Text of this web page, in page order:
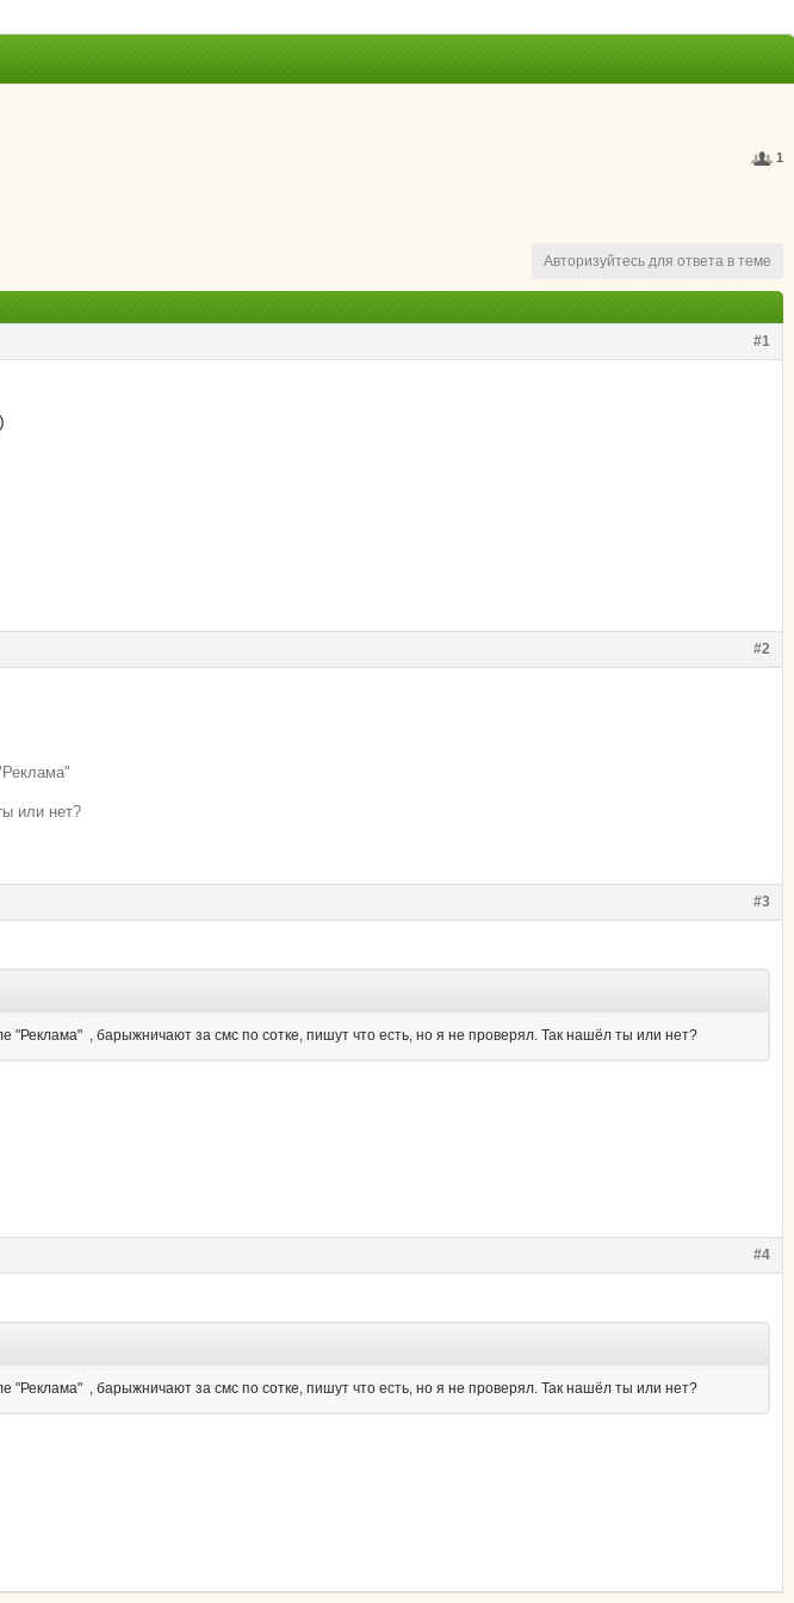
1
Авторизуйтесь для ответа в теме
#1
#2
или нет?
#3
, барыжничают за смс по сотке, пишут что есть, но я не проверял. Так нашёл ты или нет?
#4
, барыжничают за смс по сотке, пишут что есть, но я не проверял. Так нашёл ты или нет?